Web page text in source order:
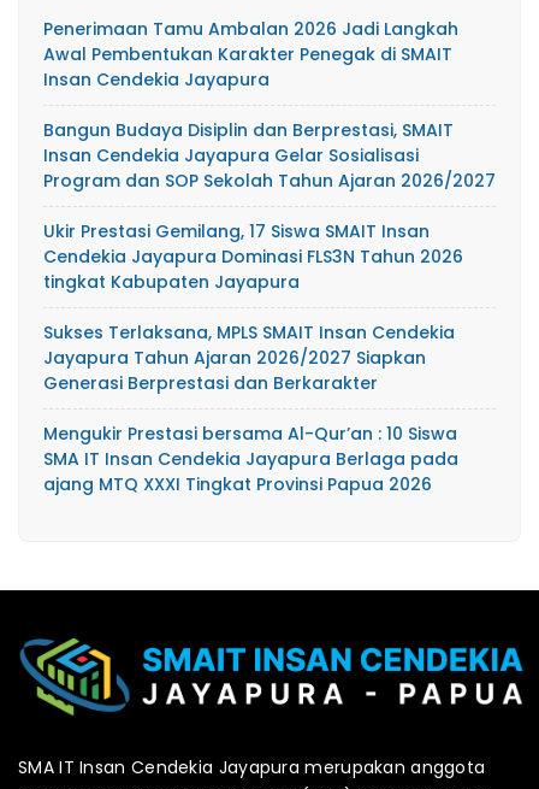
Penerimaan Tamu Ambalan 2026 Jadi Langkah
Awal Pembentukan Karakter Penegak di SMAIT
Insan Cendekia Jayapura
Bangun Budaya Disiplin dan Berprestasi, SMAIT
Insan Cendekia Jayapura Gelar Sosialisasi
Program dan SOP Sekolah Tahun Ajaran 2026/2027
Ukir Prestasi Gemilang, 17 Siswa SMAIT Insan
Cendekia Jayapura Dominasi FLS3N Tahun 2026
tingkat Kabupaten Jayapura
Sukses Terlaksana, MPLS SMAIT Insan Cendekia
Jayapura Tahun Ajaran 2026/2027 Siapkan
Generasi Berprestasi dan Berkarakter
Mengukir Prestasi bersama Al-Qur’an : 10 Siswa
SMA IT Insan Cendekia Jayapura Berlaga pada
ajang MTQ XXXI Tingkat Provinsi Papua 2026
SMA IT Insan Cendekia Jayapura merupakan anggota